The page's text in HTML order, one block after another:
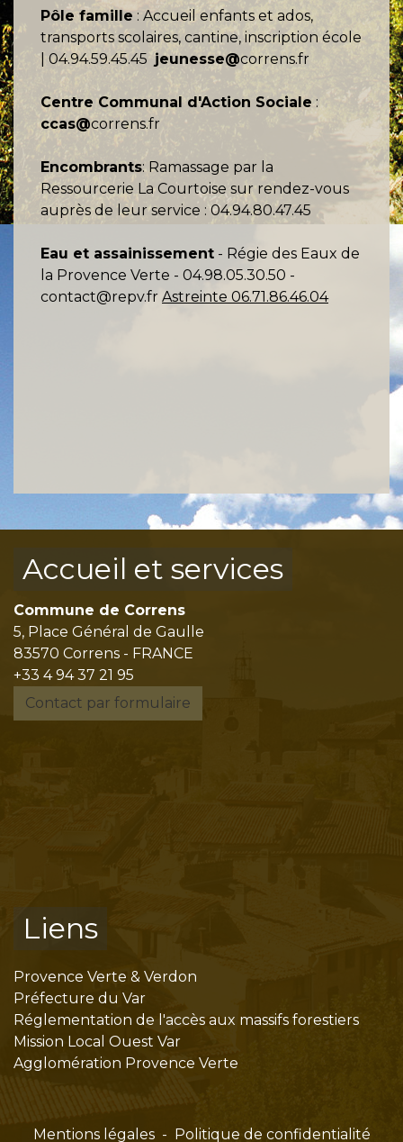
Pôle famille : Accueil enfants et ados,
transports scolaires, cantine, inscription école
| 04.94.59.45.45 jeunesse@correns.fr
Centre Communal d'Action Sociale :
ccas@correns.fr
Encombrants: Ramassage par la
Ressourcerie La Courtoise sur rendez-vous
auprès de leur service : 04.94.80.47.45
Eau et assainissement - Régie des Eaux de
la Provence Verte - 04.98.05.30.50 -
contact@repv.fr Astreinte 06.71.86.46.04
Accueil et services
Commune de Correns
5, Place Général de Gaulle
83570 Correns - FRANCE
+33 4 94 37 21 95
Contact par formulaire
Liens
Provence Verte & Verdon
Préfecture du Var
Réglementation de l'accès aux massifs forestiers
Mission Local Ouest Var
Agglomération Provence Verte
Mentions légales - Politique de confidentialité